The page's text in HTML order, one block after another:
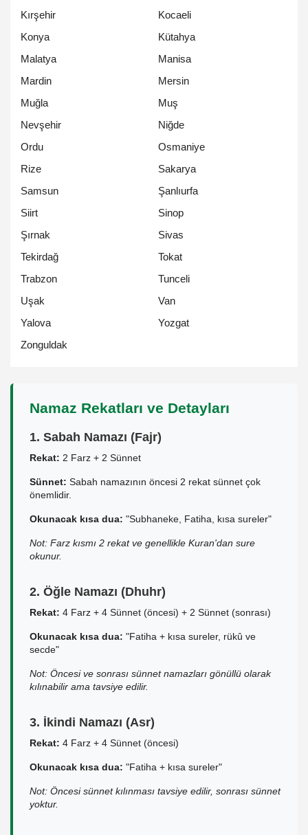
Kırşehir
Kocaeli
Konya
Kütahya
Malatya
Manisa
Mardin
Mersin
Muğla
Muş
Nevşehir
Niğde
Ordu
Osmaniye
Rize
Sakarya
Samsun
Şanlıurfa
Siirt
Sinop
Şırnak
Sivas
Tekirdağ
Tokat
Trabzon
Tunceli
Uşak
Van
Yalova
Yozgat
Zonguldak
Namaz Rekatları ve Detayları
1. Sabah Namazı (Fajr)
Rekat: 2 Farz + 2 Sünnet
Sünnet: Sabah namazının öncesi 2 rekat sünnet çok
önemlidir.
Okunacak kısa dua: "Subhaneke, Fatiha, kısa sureler"
Not: Farz kısmı 2 rekat ve genellikle Kuran'dan sure
okunur.
2. Öğle Namazı (Dhuhr)
Rekat: 4 Farz + 4 Sünnet (öncesi) + 2 Sünnet (sonrası)
Okunacak kısa dua: "Fatiha + kısa sureler, rükû ve
secde"
Not: Öncesi ve sonrası sünnet namazları gönüllü olarak
kılınabilir ama tavsiye edilir.
3. İkindi Namazı (Asr)
Rekat: 4 Farz + 4 Sünnet (öncesi)
Okunacak kısa dua: "Fatiha + kısa sureler"
Not: Öncesi sünnet kılınması tavsiye edilir, sonrası sünnet
yoktur.